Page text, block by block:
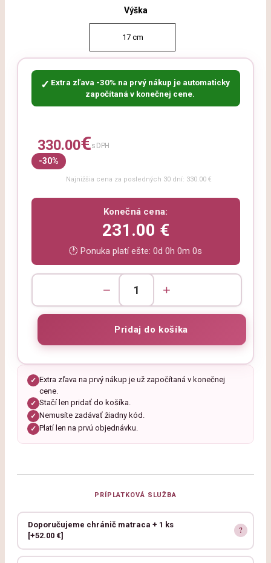
Výška
17 cm
✓ Extra zľava -30% na prvý nákup je automaticky
započítaná v konečnej cene.
330.00€s DPH
-30%
Najnižšia cena za posledných 30 dní: 330.00 €
Konečná cena:
231.00 €
🕐 Ponuka platí ešte: 0d 0h 0m 0s
− +
✓ Extra zľava na prvý nákup je už započítaná v konečnej
cene.
✓ Stačí len pridať do košíka.
✓ Nemusíte zadávať žiadny kód.
✓ Platí len na prvú objednávku.
PRÍPLATKOVÁ SLUŽBA
Doporučujeme chránič matraca + 1 ks
[+52.00 €]